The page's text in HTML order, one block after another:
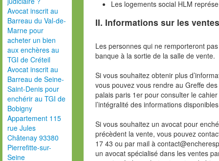
Avocat inscrit au
Barreau du Val-de-
Marne pour
acheter un bien
aux enchères au
TGI de Créteil
Avocat inscrit au
Barreau de Seine-
Saint-Denis pour
enchérir au TGI de
Bobigny
Appartement 115
rue Jules
Châtenay 93380
Pierrefitte-sur-
Seine
Les logements social HLM
II. Informations sur les
Les personnes qui ne remporteront
banque à la sortie de la salle de vente.
Si vous souhaitez obtenir plus
vous pouvez vous rendre au Greffe
palais paris 1er pour consulter le
l’intégralité des informations
Si vous souhaitez un avocat pour
précèdent la vente, vous pouvez
17 43 ou par mail à
un avocat spécialisé dans les ventes